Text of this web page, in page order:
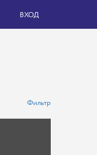
ВХОД
Фильтр